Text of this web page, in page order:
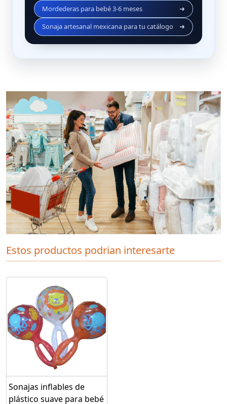
Mordederas para bebé 3‑6 meses
➜
Sonaja artesanal mexicana para tu catálogo
➜
Estos productos podrian interesarte
Sonajas inflables de
plástico suave para bebé